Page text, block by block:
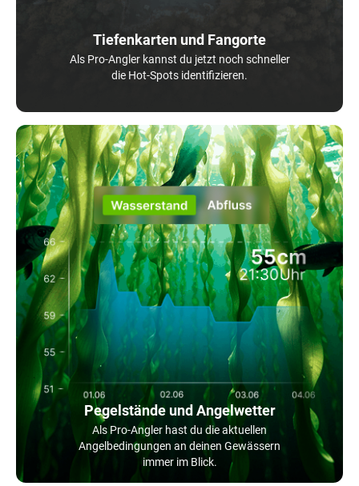
Tiefenkarten und Fangorte
Als Pro-Angler kannst du jetzt noch schneller
die Hot-Spots identifizieren.
Pegelstände und Angelwetter
Als Pro-Angler hast du die aktuellen
Angelbedingungen an deinen Gewässern
immer im Blick.